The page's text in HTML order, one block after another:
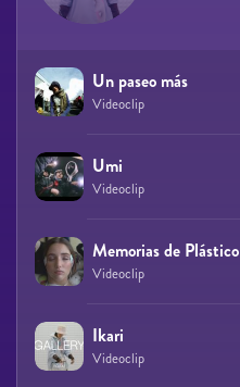
Un paseo más
Videoclip
Umi
Videoclip
Memorias de Plástico
Videoclip
Ikari
Videoclip